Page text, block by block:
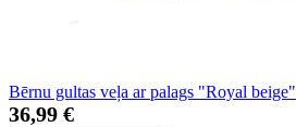
Bērnu gultas veļa ar palags "Royal beige"
36,99 €